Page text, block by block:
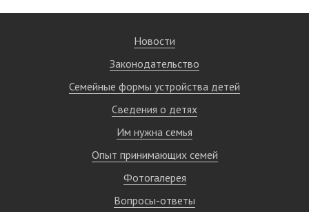
Новости
Законодательство
Семейные формы устройства детей
Сведения о детях
Им нужна семья
Опыт принимающих семей
Фотогалерея
Вопросы-ответы